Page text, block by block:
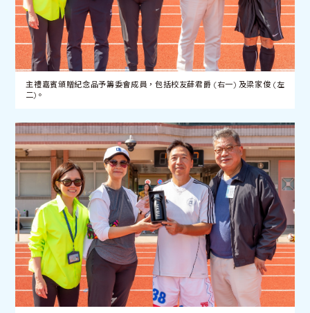
主禮嘉賓頒贈紀念品予籌委會成員，包括校友薛君爵 (右一) 及梁家俊 (左
二)。